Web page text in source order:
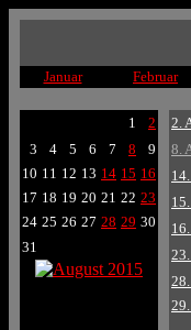
Januar Februar
1
2
3
4 5 6 7 8
9
10 11 12 13 14 15 16
17 18 19 20 21 22 23
24 25 26 27 28 29 30
31
2.
8.